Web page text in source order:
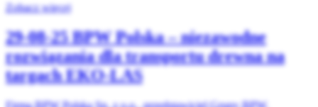
Zobacz więcej
29-08-25BPW Polska – niezawodne
rozwiązania dla transportu drewna na
targach EKO-LAS